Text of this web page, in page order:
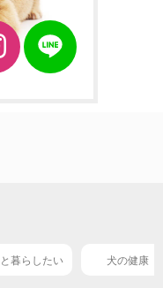
暮らしたい 犬の健康